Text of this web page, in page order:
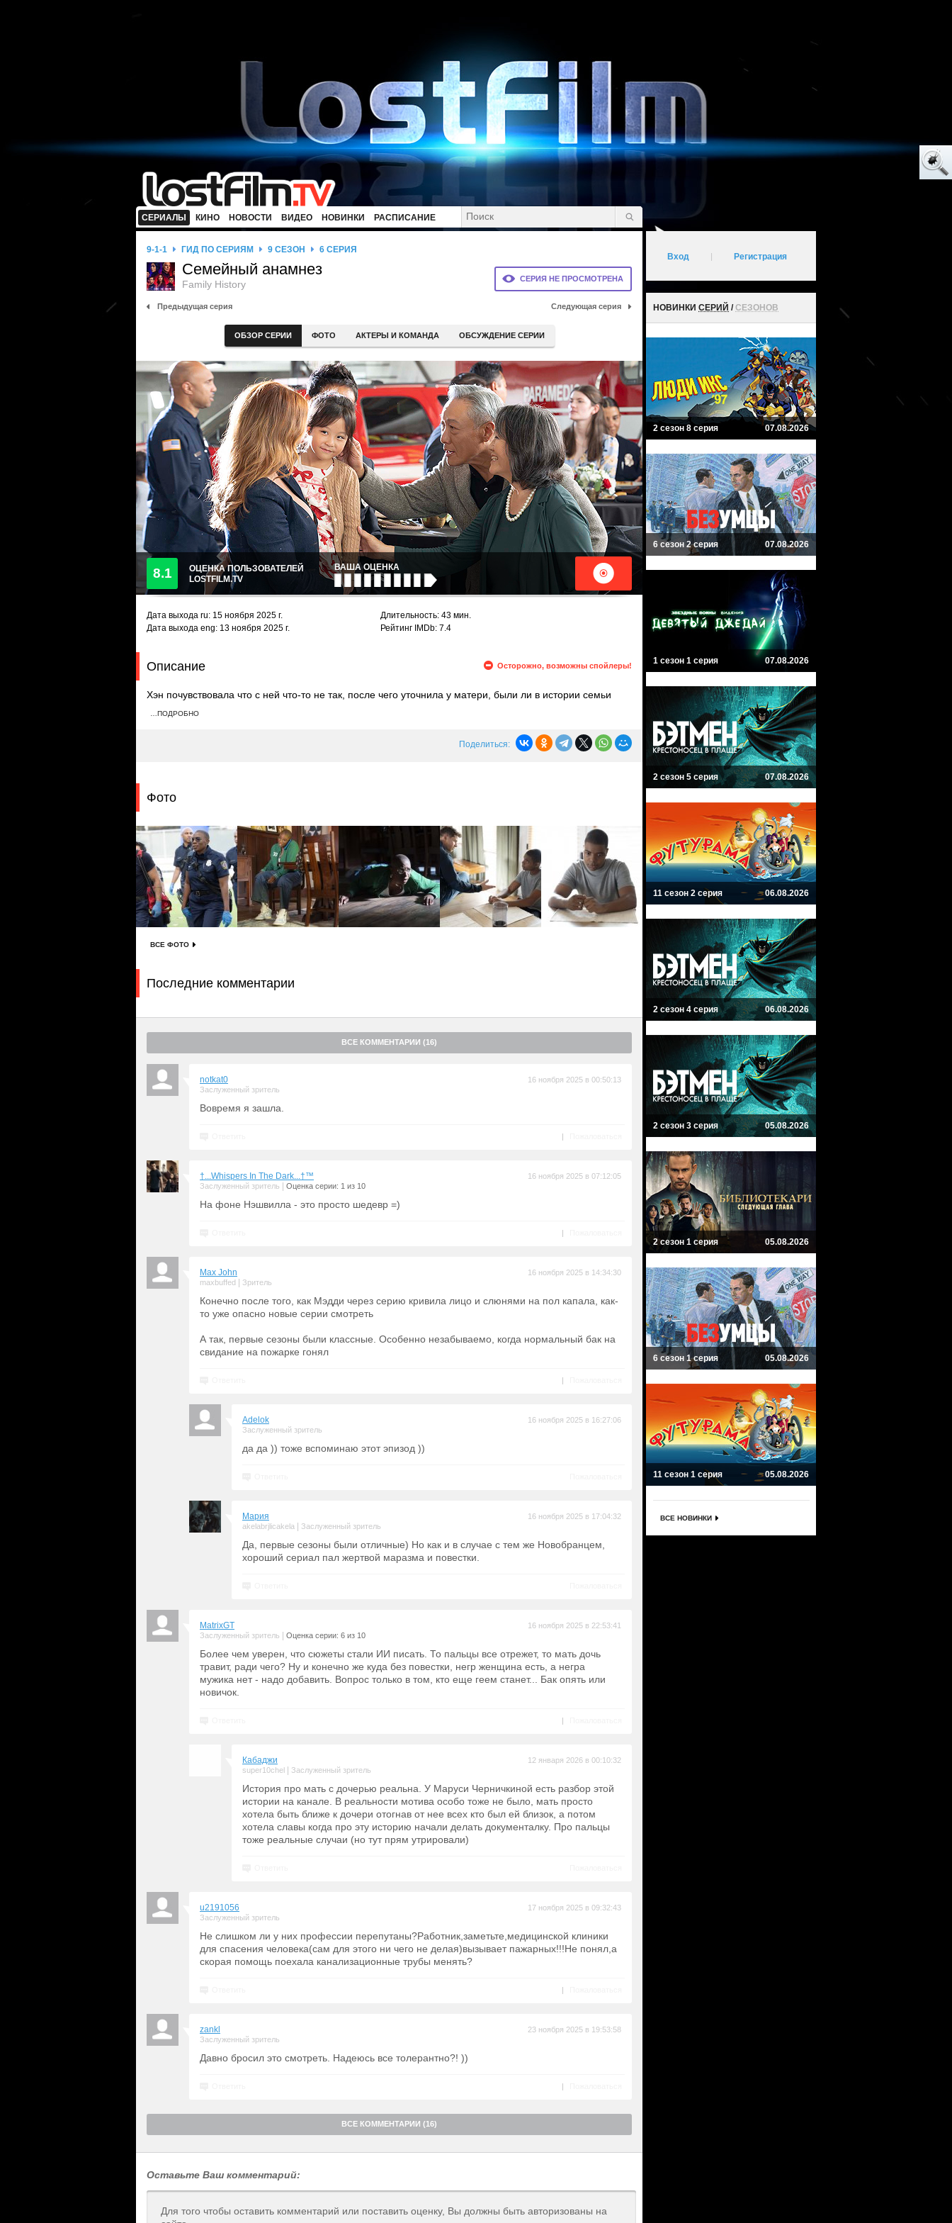
СЕРИАЛЫ КИНО НОВОСТИ ВИДЕО НОВИНКИ РАСПИСАНИЕ
СЕРИЯ НЕ ПРОСМОТРЕНА
9-1-1 ГИД ПО СЕРИЯМ 9 СЕЗОН 6 СЕРИЯ
Семейный анамнез
Family History
Предыдущая серия Следующая серия
ОБЗОР СЕРИИ ФОТО АКТЕРЫ И КОМАНДА ОБСУЖДЕНИЕ СЕРИИ
8.1
ОЦЕНКА ПОЛЬЗОВАТЕЛЕЙ
LOSTFILM.TV
ВАША ОЦЕНКА
Дата выхода ru: 15 ноября 2025 г.
Дата выхода eng: 13 ноября 2025 г.
Длительность: 43 мин.
Рейтинг IMDb: 7.4
Осторожно, возможны спойлеры!
Описание
Хэн почувствовала что с ней что-то не так, после чего уточнила у матери, были ли в истории семьи
инсульты. После обморока она решает пройти обследование в медицинском центре. Тем временем
…ПОДРОБНО
Поделиться:
Фото
ВСЕ ФОТО
Последние комментарии
ВСЕ КОММЕНТАРИИ (16)
notkat0
Заслуженный зритель
16 ноября 2025 в 00:50:13
Вовремя я зашла.
|
†...Whispers In The Dark...†™
Заслуженный зритель Оценка серии: 1 из 10
16 ноября 2025 в 07:12:05
На фоне Нэшвилла - это просто шедевр =)
|
Max John
maxbuffed Зритель
16 ноября 2025 в 14:34:30
Конечно после того, как Мэдди через серию кривила лицо и слюнями на пол капала, как-
то уже опасно новые серии смотреть
А так, первые сезоны были классные. Особенно незабываемо, когда нормальный бак на
свидание на пожарке гонял
|
Adelok
Заслуженный зритель
16 ноября 2025 в 16:27:06
да да )) тоже вспоминаю этот эпизод ))
Мария
akelabrjlicakela Заслуженный зритель
16 ноября 2025 в 17:04:32
Да, первые сезоны были отличные) Но как и в случае с тем же Новобранцем,
хороший сериал пал жертвой маразма и повестки.
MatrixGT
Заслуженный зритель Оценка серии: 6 из 10
16 ноября 2025 в 22:53:41
Более чем уверен, что сюжеты стали ИИ писать. То пальцы все отрежет, то мать дочь
травит, ради чего? Ну и конечно же куда без повестки, негр женщина есть, а негра
мужика нет - надо добавить. Вопрос только в том, кто еще геем станет... Бак опять или
новичок.
|
Кабаджи
super10chel Заслуженный зритель
12 января 2026 в 00:10:32
История про мать с дочерью реальна. У Маруси Черничкиной есть разбор этой
истории на канале. В реальности мотива особо тоже не было, мать просто
хотела быть ближе к дочери отогнав от нее всех кто был ей близок, а потом
хотела славы когда про эту историю начали делать документалку. Про пальцы
тоже реальные случаи (но тут прям утрировали)
u2191056
Заслуженный зритель
17 ноября 2025 в 09:32:43
Не слишком ли у них профессии перепутаны?Работник,заметьте,медицинской клиники
для спасения человека(сам для этого ни чего не делая)вызывает пажарных!!!Не понял,а
скорая помощь поехала канализационные трубы менять?
|
zankl
Заслуженный зритель
23 ноября 2025 в 19:53:58
Давно бросил это смотреть. Надеюсь все толерантно?! ))
|
ВСЕ КОММЕНТАРИИ (16)
Оставьте Ваш комментарий:
Для того чтобы оставить комментарий или поставить оценку, Вы должны быть авторизованы на
Вход Регистрация
НОВИНКИ СЕРИЙ /СЕЗОНОВ
2 сезон 8 серия 07.08.2026
6 сезон 2 серия 07.08.2026
1 сезон 1 серия 07.08.2026
2 сезон 5 серия 07.08.2026
11 сезон 2 серия 06.08.2026
2 сезон 4 серия 06.08.2026
2 сезон 3 серия 05.08.2026
2 сезон 1 серия 05.08.2026
6 сезон 1 серия 05.08.2026
11 сезон 1 серия 05.08.2026
ВСЕ НОВИНКИ